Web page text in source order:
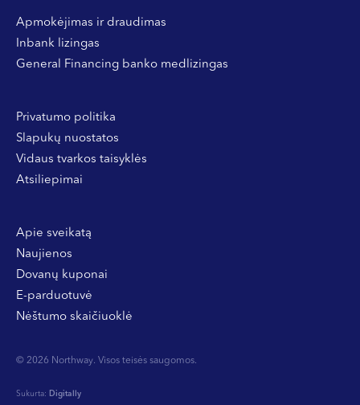
Apmokėjimas ir draudimas
Inbank lizingas
General Financing banko medlizingas
Privatumo politika
Slapukų nuostatos
Vidaus tvarkos taisyklės
Atsiliepimai
Apie sveikatą
Naujienos
Dovanų kuponai
E-parduotuvė
Nėštumo skaičiuoklė
© 2026 Northway. Visos teisės saugomos.
Sukurta: Digitally